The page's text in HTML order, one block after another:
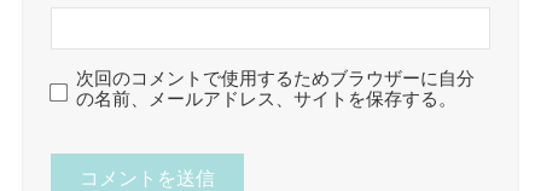
次回のコメントで使用するためブラウザーに自分
の名前、メールアドレス、サイトを保存する。